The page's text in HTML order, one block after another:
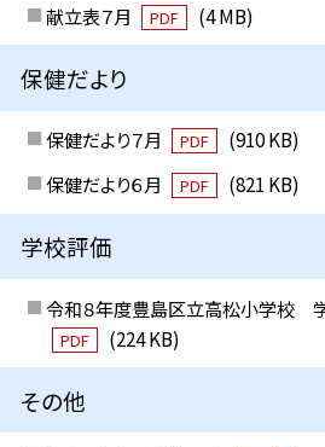
献立表７月 PDF (4 MB)
保健だより
保健だより７月 PDF
(910 KB)
保健だより６月
PDF (821 KB)
学校評価
令和８年度豊島区立高松小学校 学
PDF (224 KB)
その他